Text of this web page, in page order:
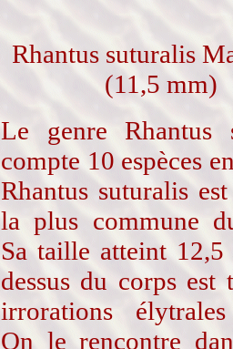
Rhantus suturalis
(11,5 mm)
Le genre Rhantus
compte 10 espèces
Rhantus suturalis
la plus commune
Sa taille atteint
dessus du corps est
irrorations
On le rencontre